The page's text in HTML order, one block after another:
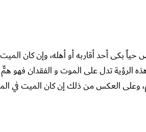
بكى أحد أقاربه أو أهله، وإن كان
الرؤية تدل على الموت و الفقدان فهو
وعلى العكس من ذلك إن كان الميت في